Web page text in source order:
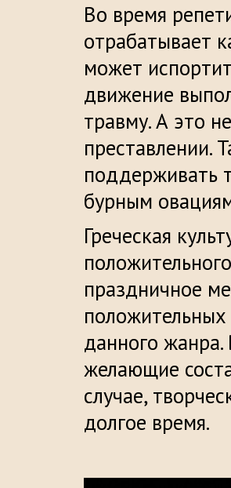
Во время
отрабатывает
может
движение
травму. А это
преставлении.
поддерживать
бурным
Греческая
праздничное
данного
желающие
случае,
долгое время.